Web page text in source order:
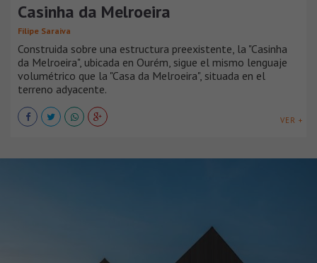
Casinha da Melroeira
Filipe Saraiva
Construida sobre una estructura preexistente, la "Casinha
da Melroeira", ubicada en Ourém, sigue el mismo lenguaje
volumétrico que la "Casa da Melroeira", situada en el
terreno adyacente.
VER +